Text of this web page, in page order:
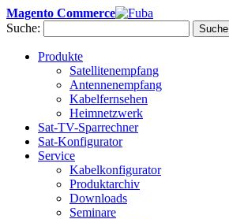
Magento Commerce
Suche:
Suche
Produkte
Satellitenempfang
Antennenempfang
Kabelfernsehen
Heimnetzwerk
Sat-TV-Sparrechner
Sat-Konfigurator
Service
Kabelkonfigurator
Produktarchiv
Downloads
Seminare